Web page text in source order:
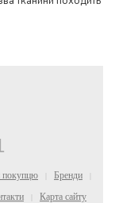
покупцю Бренди
Карта сайту